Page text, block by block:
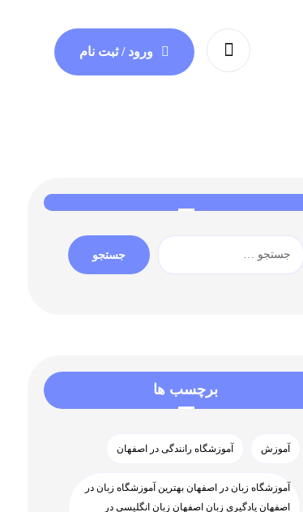
ورود / ثبت نام
برچسب ها
آموزش آموزشگاه رانندگی در اصفهان
آموزشگاه زبان در اصفهان بهترین آموزشگاه زبان در
اصفهان یادگیری زبان اصفهان زبان انگلیسی در